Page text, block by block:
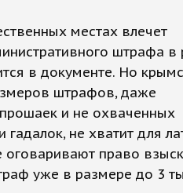
местах влечет
штрафа в
в документе. Но
штрафов, даже
и не охваченных
не хватит для
право
уже в размере до 3